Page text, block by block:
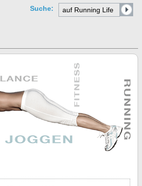
Suche: